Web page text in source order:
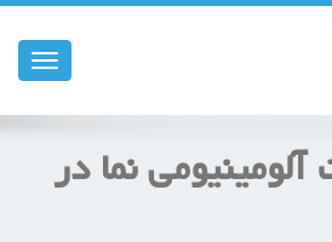
ناوبری
نما در